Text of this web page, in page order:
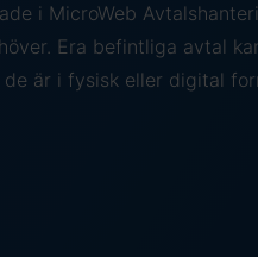
i MicroWeb
Era befintliga avtal
är i fysisk eller digital